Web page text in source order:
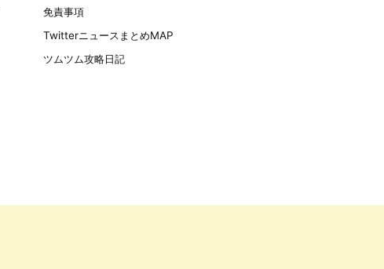
免責事項
TwitterニュースまとめMAP
ツムツム攻略日記